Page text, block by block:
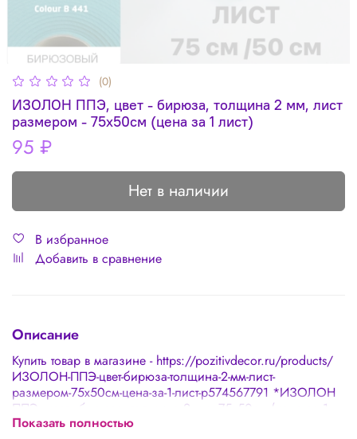
(0)
ИЗОЛОН ППЭ, цвет - бирюза, толщина 2 мм, лист
размером - 75х50см (цена за 1 лист)
95 ₽
Нет в наличии
В избранное
Добавить в сравнение
Описание
Купить товар в магазине - https://pozitivdecor.ru/products/
ИЗОЛОН-ППЭ-цвет-бирюза-толщина-2-мм-лист-
размером-75х50см-цена-за-1-лист-p574567791 *ИЗОЛОН
ППЭ, цвет - бирюза, толщина 2 мм, 75х50см (цена за 1
лист) *
Показать полностью